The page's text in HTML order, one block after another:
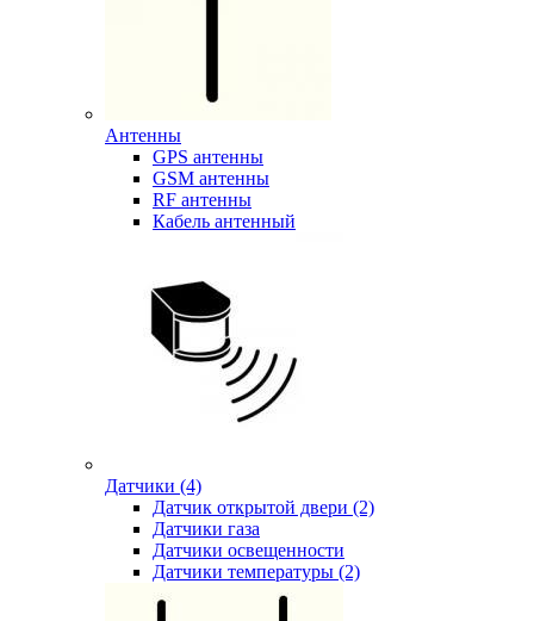
Антенны
GPS антенны
GSM антенны
RF антенны
Кабель антенный
Датчики (4)
Датчик открытой двери (2)
Датчики газа
Датчики освещенности
Датчики температуры (2)